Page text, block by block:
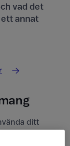
vad det
annat
ditt